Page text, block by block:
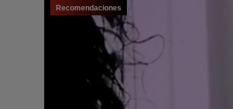
Recomendaciones